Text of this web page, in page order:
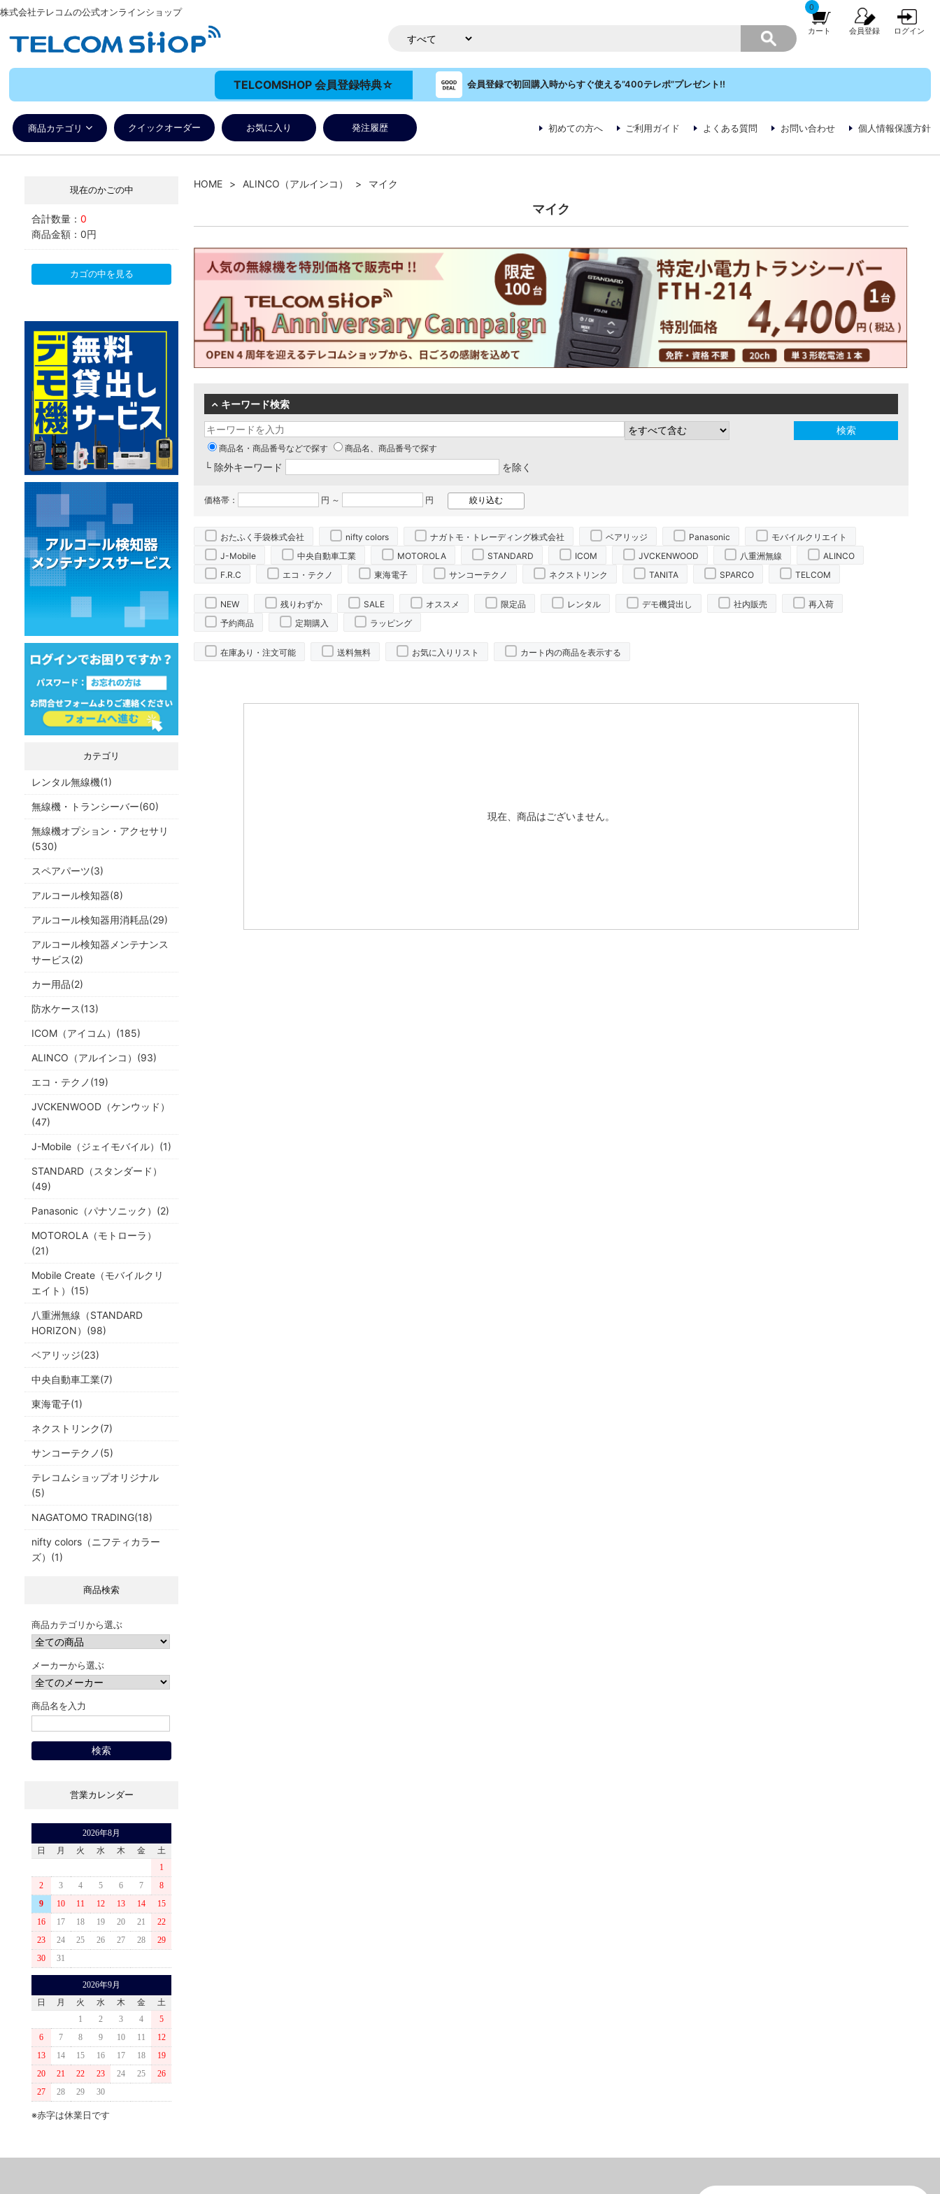
株式会社テレコムの公式オンラインショップ 0
カート 会員登録 ログイン
TELCOMSHOP 会員登録特典☆ 会員登録で初回購入時からすぐ使える”400テレポ”プレゼント!!
商品カテゴリ クイックオーダー お気に入り 発注履歴 初めての方へ ご利用ガイド よくある質問 お問い合わせ 個人情報保護方針
現在のかごの中
合計数量： 0
商品金額： 0円
カゴの中を見る
カテゴリ
レンタル無線機(1)
無線機・トランシーバー(60)
無線機オプション・アクセサリ
(530)
スペアパーツ(3)
アルコール検知器(8)
アルコール検知器用消耗品(29)
アルコール検知器メンテナンス
サービス(2)
カー用品(2)
防水ケース(13)
ICOM（アイコム）(185)
ALINCO（アルインコ）(93)
エコ・テクノ(19)
JVCKENWOOD（ケンウッド）
(47)
J-Mobile（ジェイモバイル）(1)
STANDARD（スタンダード）
(49)
Panasonic（パナソニック）(2)
MOTOROLA（モトローラ）
(21)
Mobile Create（モバイルクリ
エイト）(15)
八重洲無線（STANDARD
HORIZON）(98)
ベアリッジ(23)
中央自動車工業(7)
東海電子(1)
ネクストリンク(7)
サンコーテクノ(5)
テレコムショップオリジナル
(5)
NAGATOMO TRADING(18)
nifty colors（ニフティカラー
ズ）(1)
商品検索
商品カテゴリから選ぶ
メーカーから選ぶ
商品名を入力
営業カレンダー
2026年8月
日
月 火 水 木 金
土
1
2
3 4 5 6 7
8
9
10 11 12 13 14
15
16
17 18 19 20 21
22
23
24 25 26 27 28
29
30
31
2026年9月
日
月 火 水 木 金
土
1
2 3 4
5
6
7 8 9 10 11
12
13
14 15 16 17 18
19
20
21 22 23 24 25
26
27
28 29 30
※赤字は休業日です
HOME ALINCO（アルインコ） マイク
マイク
キーワード検索
商品名・商品番号などで探す 商品名、商品番号で探す
└ 除外キーワード を除く
価格帯： 円 ～ 円
おたふく手袋株式会社 nifty colors ナガトモ・トレーディング株式会社 ベアリッジ Panasonic
モバイルクリエイト
J-Mobile
中央自動車工業 MOTOROLA STANDARD ICOM JVCKENWOOD 八重洲無線
ALINCO
F.R.C
エコ・テクノ 東海電子 サンコーテクノ ネクストリンク TANITA SPARCO TELCOM
NEW 残りわずか SALE オススメ 限定品 レンタル デモ機貸出し 社内販売
再入荷
予約商品
定期購入 ラッピング
在庫あり・注文可能 送料無料 お気に入りリスト カート内の商品を表示する
現在、商品はございません。